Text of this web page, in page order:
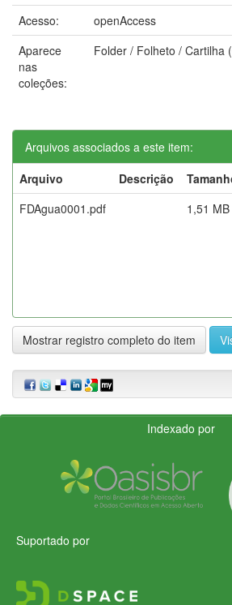
Acesso:
openAccess
Aparece
nas
coleções:
Folder / Folheto / Cartilha
Arquivos associados a este item:
Arquivo
Descrição
FDAgua0001.pdf
1,51 MB
Mostrar registro completo do item
Indexado por
Suportado por